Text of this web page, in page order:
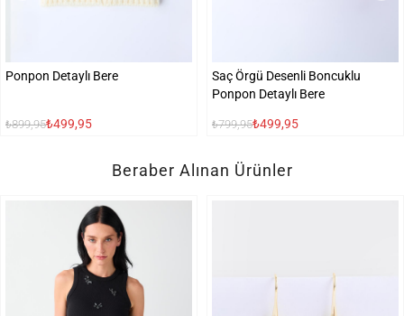
Ponpon Detaylı Bere
₺899,95₺499,95
Saç Örgü Desenli Boncuklu
Ponpon Detaylı Bere
₺799,95₺499,95
Beraber Alınan Ürünler